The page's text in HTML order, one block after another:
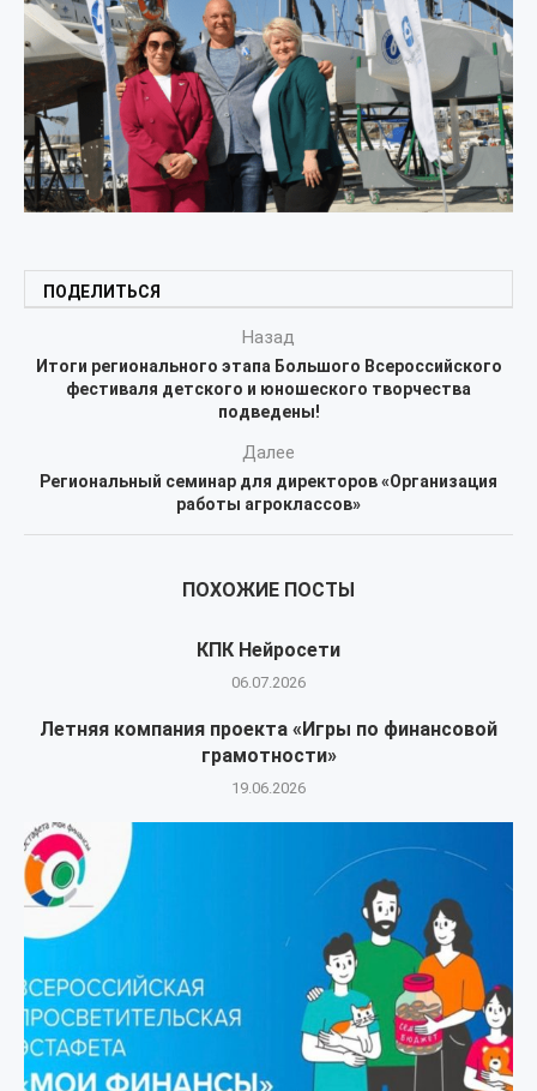
ПОДЕЛИТЬСЯ
Назад
Итоги регионального этапа Большого Всероссийского
фестиваля детского и юношеского творчества
подведены!
Далее
Региональный семинар для директоров «Организация
работы агроклассов»
ПОХОЖИЕ ПОСТЫ
КПК Нейросети
06.07.2026
Летняя компания проекта «Игры по финансовой
грамотности»
19.06.2026